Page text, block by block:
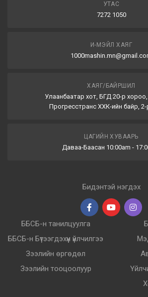
УТАС
7272 1050
И-МЭЙЛ ХАЯГ
ХАЯГ/БАЙРШИЛ
Улаанбаатар хот, БГД 20-р
Прогресстранс ХХК-ийн байр,
ЦАГИЙН ХУВААРЬ
Даваа-Баасан 10:00am -
Бидэнтэй нэгдэх
ББСБ-н танилцуулга
ББСБ-н Бүтээгдэхүүн үйлчилгээ
Зээлийн өргөдөл
Зээлийн тооцоолуур